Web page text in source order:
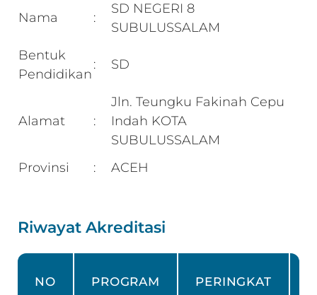
Nama :
SD NEGERI 8
SUBULUSSALAM
Bentuk
Pendidikan
: SD
Alamat :
Jln. Teungku Fakinah Cepu
Indah KOTA
SUBULUSSALAM
Provinsi
: ACEH
Riwayat Akreditasi
NO PROGRAM PERINGKAT